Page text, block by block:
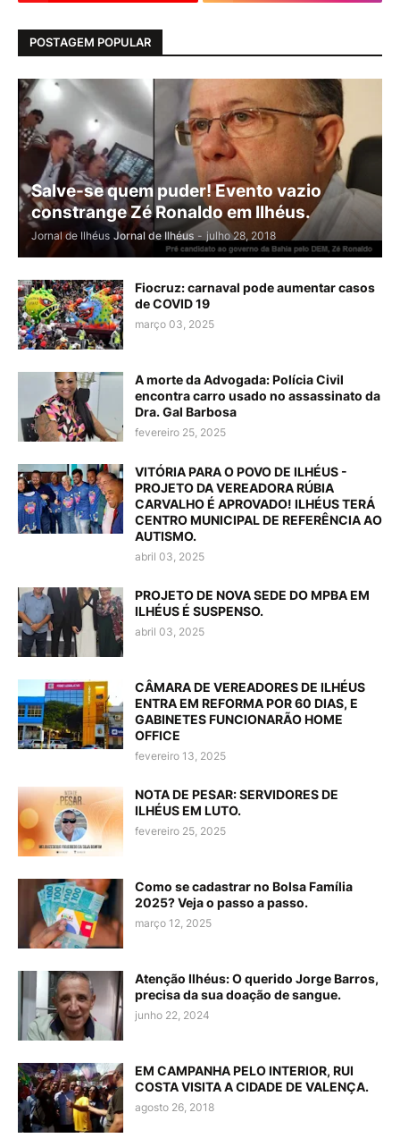
POSTAGEM POPULAR
Salve-se quem puder! Evento vazio
constrange Zé Ronaldo em Ilhéus.
Jornal de Ilhéus Jornal de Ilhéus - julho 28, 2018
Fiocruz: carnaval pode aumentar casos
de COVID 19
março 03, 2025
A morte da Advogada: Polícia Civil
encontra carro usado no assassinato da
Dra. Gal Barbosa
fevereiro 25, 2025
VITÓRIA PARA O POVO DE ILHÉUS -
PROJETO DA VEREADORA RÚBIA
CARVALHO É APROVADO! ILHÉUS TERÁ
CENTRO MUNICIPAL DE REFERÊNCIA AO
AUTISMO.
abril 03, 2025
PROJETO DE NOVA SEDE DO MPBA EM
ILHÉUS É SUSPENSO.
abril 03, 2025
CÂMARA DE VEREADORES DE ILHÉUS
ENTRA EM REFORMA POR 60 DIAS, E
GABINETES FUNCIONARÃO HOME
OFFICE
fevereiro 13, 2025
NOTA DE PESAR: SERVIDORES DE
ILHÉUS EM LUTO.
fevereiro 25, 2025
Como se cadastrar no Bolsa Família
2025? Veja o passo a passo.
março 12, 2025
Atenção Ilhéus: O querido Jorge Barros,
precisa da sua doação de sangue.
junho 22, 2024
EM CAMPANHA PELO INTERIOR, RUI
COSTA VISITA A CIDADE DE VALENÇA.
agosto 26, 2018